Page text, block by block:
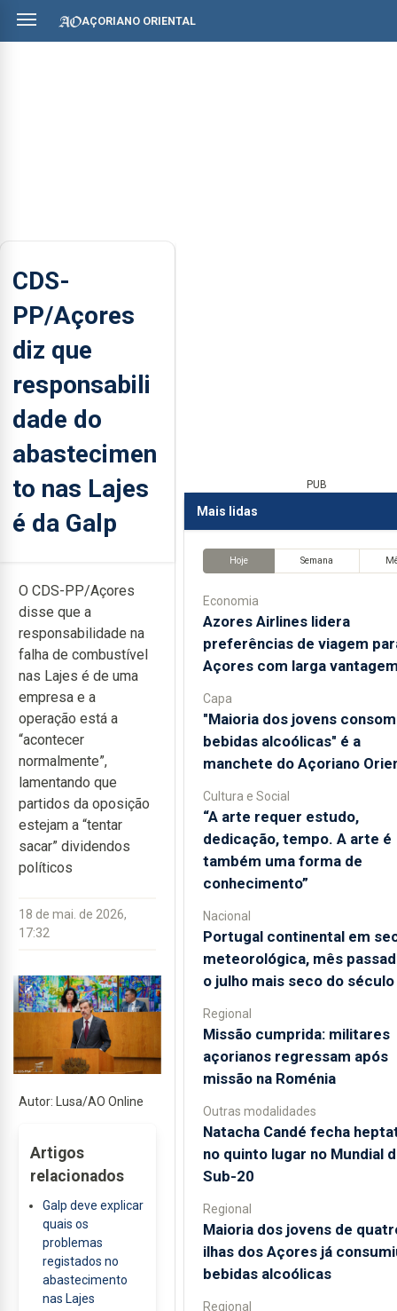
AÇORIANO ORIENTAL
CDS-
PP/Açores
diz que
responsabili
dade do
abastecimen
to nas Lajes
é da Galp
O CDS-PP/Açores
disse que a
responsabilidade na
falha de combustível
nas Lajes é de uma
empresa e a
operação está a
“acontecer
normalmente”,
lamentando que
partidos da oposição
estejam a “tentar
sacar” dividendos
políticos
18 de mai. de 2026,
17:32
Autor: Lusa/AO Online
Artigos
relacionados
Galp deve explicar
quais os
problemas
registados no
abastecimento
nas Lajes
PUB
Mais lidas
Hoje Semana
Economia
Azores Airlines lidera
preferências de viagem
Açores com larga
Capa
"Maioria dos jovens
bebidas alcoólicas" é a
manchete do Açoriano
Cultura e Social
“A arte requer estudo,
dedicação, tempo. A arte é
também uma forma de
conhecimento”
Nacional
Portugal continental em
meteorológica, mês
o julho mais seco do século
Regional
Missão cumprida: militares
açorianos regressam após
missão na Roménia
Outras modalidades
Natacha Candé fecha
no quinto lugar no Mundial
Sub-20
Regional
Maioria dos jovens de
ilhas dos Açores já
bebidas alcoólicas
Regional